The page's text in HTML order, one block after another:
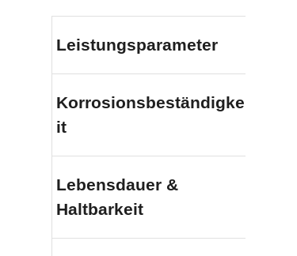
Leistungsparameter
Korrosionsbeständigke
it
Lebensdauer &
Haltbarkeit